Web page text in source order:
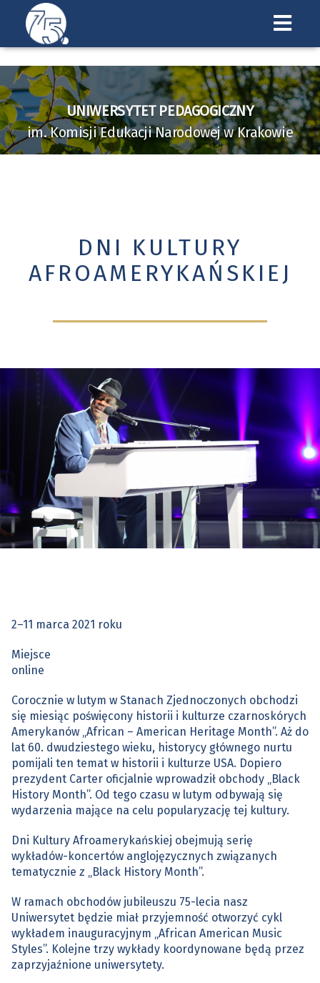
Uniwersytet
Pedagogiczny
w
Krakowie
UNIWERSYTET PEDAGOGICZNY
im. Komisji Edukacji Narodowej w Krakowie
DNI KULTURY
AFROAMERYKAŃSKIEJ
2–11 marca 2021 roku
Miejsce
online
Corocznie w lutym w Stanach Zjednoczonych obchodzi
się miesiąc poświęcony historii i kulturze czarnoskórych
Amerykanów „African – American Heritage Month”. Aż do
lat 60. dwudziestego wieku, historycy głównego nurtu
pomijali ten temat w historii i kulturze USA. Dopiero
prezydent Carter oficjalnie wprowadził obchody „Black
History Month”. Od tego czasu w lutym odbywają się
wydarzenia mające na celu popularyzację tej kultury.
Dni Kultury Afroamerykańskiej obejmują serię
wykładów-koncertów anglojęzycznych związanych
tematycznie z „Black History Month”.
W ramach obchodów jubileuszu 75-lecia nasz
Uniwersytet będzie miał przyjemność otworzyć cykl
wykładem inauguracyjnym „African American Music
Styles”. Kolejne trzy wykłady koordynowane będą przez
zaprzyjaźnione uniwersytety.